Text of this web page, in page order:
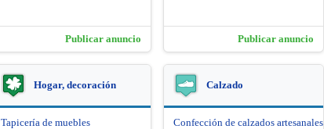
Publicar anuncio Publicar anuncio
Hogar, decoración
Tapicería de muebles
Calzado
Confección de calzados artesanales